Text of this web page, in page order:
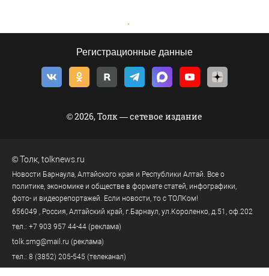
Регистрационные данные
© 2026, Толк — сетевое издание
©Толк tolknews.ru
Новости Барнаула, Алтайского края и Республики Алтай. Все о
политике, экономике и обществе в формате статей, инфографики,
фото- и видеорепортажей. Если новости, то с ТОЛКом!
656049 , Россия, Алтайский край, г.Барнаул, ул.Короленко, д.51, оф.202
тел.: +7 903 957 44-44 (реклама)
tolk.smg@mail.ru (реклама)
тел.: 8 (3852) 205-545 (телеканал)